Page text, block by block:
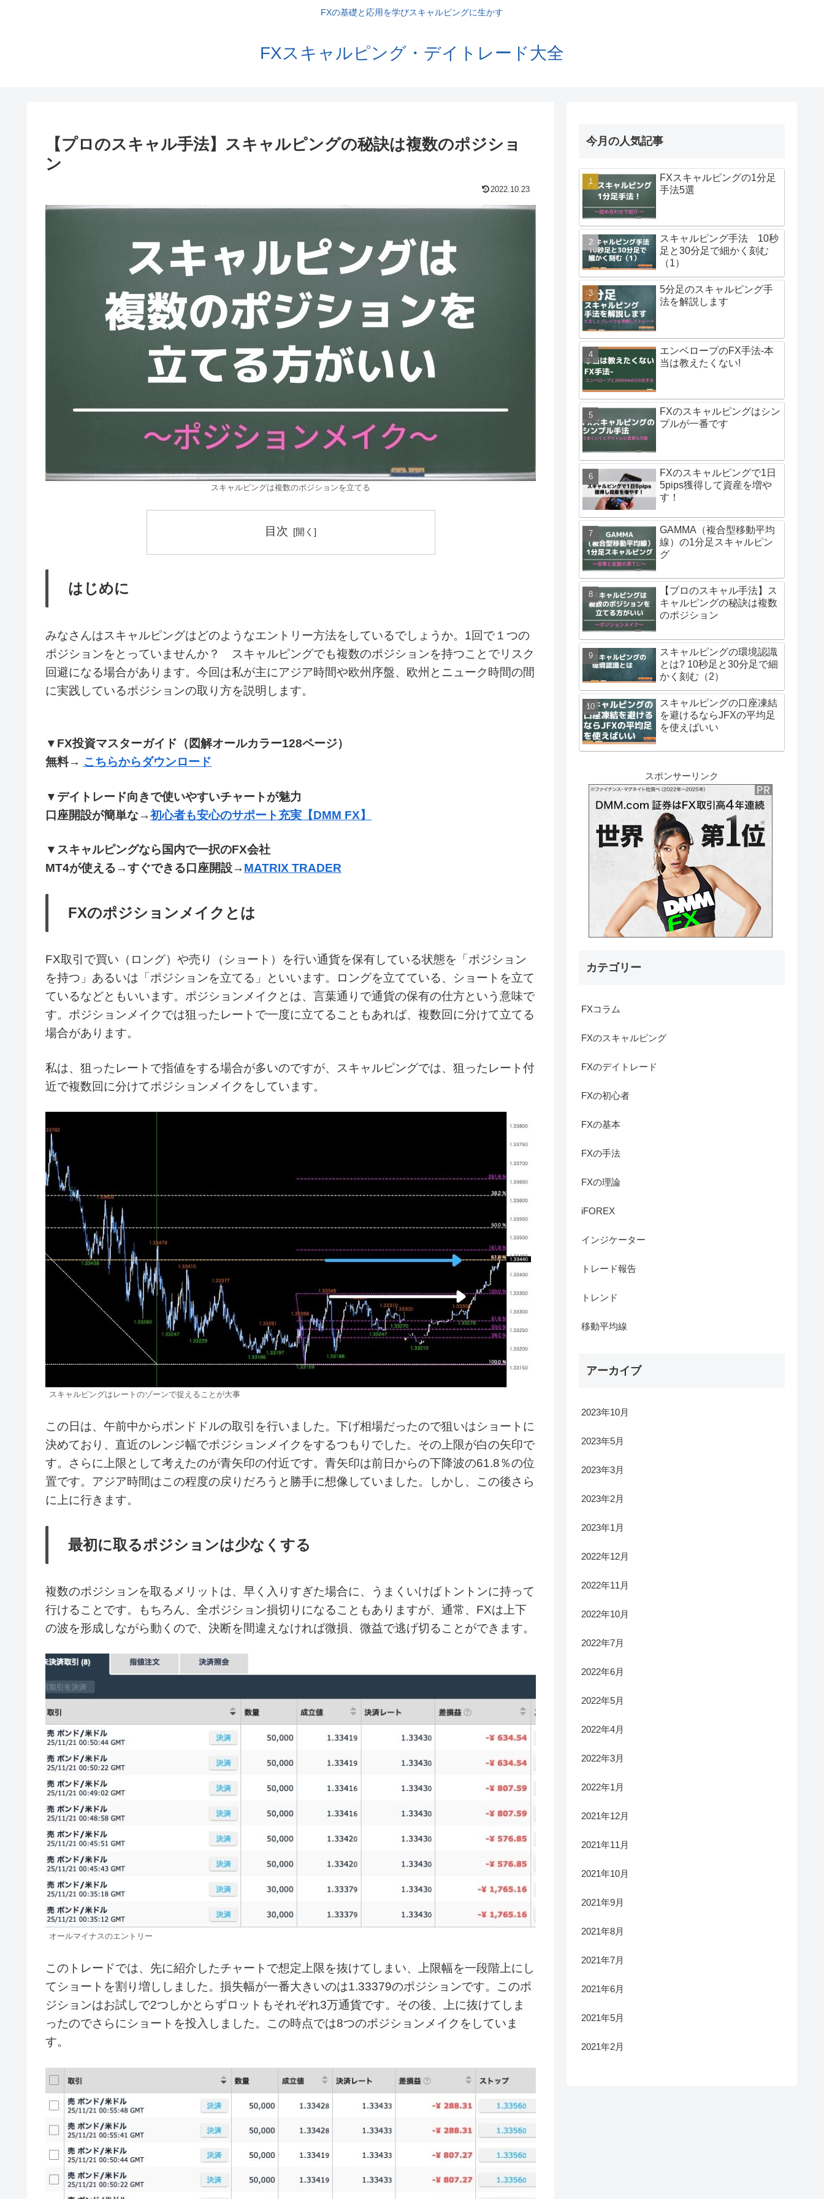
FXの基礎と応用を学びスキャルピングに生かす
FXスキャルピング・デイトレード大全
【プロのスキャル手法】スキャルピングの秘訣は複数のポジショ
ン
2022.10.23
スキャルピングは複数のポジションを立てる
目次
はじめに
みなさんはスキャルピングはどのようなエントリー方法をしているでしょうか。1回で１つの
ポジションをとっていませんか？ スキャルピングでも複数のポジションを持つことでリスク
回避になる場合があります。今回は私が主にアジア時間や欧州序盤、欧州とニューク時間の間
に実践しているポジションの取り方を説明します。
▼FX投資マスターガイド（図解オールカラー128ページ）
無料→ こちらからダウンロード
▼デイトレード向きで使いやすいチャートが魅力
口座開設が簡単な→初心者も安心のサポート充実【DMM FX】
▼ スキャルピングなら国内で一択のFX会社
MT4が使える→すぐできる口座開設→ MATRIX TRADER
FXのポジションメイクとは
FX取引で買い（ロング）や売り（ショート）を行い通貨を保有している状態を「ポジション
を持つ」あるいは「ポジションを立てる」といいます。ロングを立てている、ショートを立て
ているなどともいいます。ポジションメイクとは、言葉通りで通貨の保有の仕方という意味で
す。ポジションメイクでは狙ったレートで一度に立てることもあれば、複数回に分けて立てる
場合があります。
私は、狙ったレートで指値をする場合が多いのですが、スキャルピングでは、狙ったレート付
近で複数回に分けてポジションメイクをしています。
スキャルピングはレートのゾーンで捉えることが大事
この日は、午前中からポンドドルの取引を行いました。下げ相場だったので狙いはショートに
決めており、直近のレンジ幅でポジションメイクをするつもりでした。その上限が白の矢印で
す。さらに上限として考えたのが青矢印の付近です。青矢印は前日からの下降波の61.8％の位
置です。アジア時間はこの程度の戻りだろうと勝手に想像していました。しかし、この後さら
に上に行きます。
最初に取るポジションは少なくする
複数のポジションを取るメリットは、早く入りすぎた場合に、うまくいけばトントンに持って
行けることです。もちろん、全ポジション損切りになることもありますが、通常、FXは上下
の波を形成しながら動くので、決断を間違えなければ微損、微益で逃げ切ることができます。
オールマイナスのエントリー
このトレードでは、先に紹介したチャートで想定上限を抜けてしまい、上限幅を一段階上にし
てショートを割り増ししました。損失幅が一番大きいのは1.33379のポジションです。このポ
ジションはお試しで2つしかとらずロットもそれぞれ3万通貨です。その後、上に抜けてしま
ったのでさらにショートを投入しました。この時点では8つのポジションメイクをしていま
す。
今月の人気記事
FXスキャルピングの1分足
手法5選
スキャルピング手法 10秒
足と30分足で細かく刻む
（1）
5分足のスキャルピング手
法を解説します
エンベロープのFX手法-本
当は教えたくない!
FXのスキャルピングはシン
プルが一番です
FXのスキャルピングで1日
5pips獲得して資産を増や
す！
GAMMA（複合型移動平均
線）の1分足スキャルピン
グ
【プロのスキャル手法】ス
キャルピングの秘訣は複数
のポジション
スキャルピングの環境認識
とは? 10秒足と30分足で細
かく刻む（2）
スキャルピングの口座凍結
を避けるならJFXの平均足
を使えばいい
スポンサーリンク
カテゴリー
FXコラム
FXのスキャルピング
FXのデイトレード
FXの初心者
FXの基本
FXの手法
FXの理論
iFOREX
インジケーター
トレード報告
トレンド
移動平均線
アーカイブ
2023年10月
2023年5月
2023年3月
2023年2月
2023年1月
2022年12月
2022年11月
2022年10月
2022年7月
2022年6月
2022年5月
2022年4月
2022年3月
2022年1月
2021年12月
2021年11月
2021年10月
2021年9月
2021年8月
2021年7月
2021年6月
2021年5月
2021年2月